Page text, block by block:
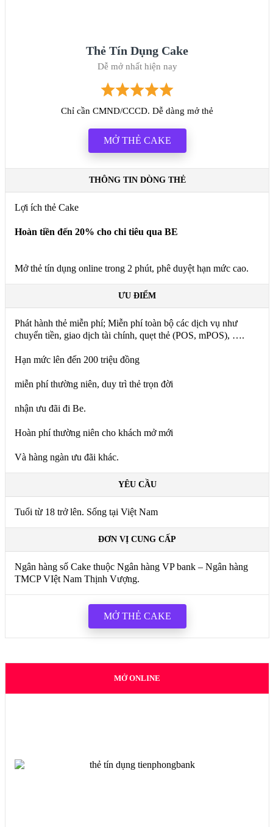
Thẻ Tín Dụng Cake
Dễ mở nhất hiện nay
Chỉ cần CMND/CCCD. Dễ dàng mở thẻ
MỞ THẺ CAKE
THÔNG TIN DÒNG THẺ
Lợi ích thẻ Cake
Hoàn tiền đến 20% cho chi tiêu qua BE
Mở thẻ tín dụng online trong 2 phút, phê duyệt hạn mức cao.
ƯU ĐIỂM
Phát hành thẻ miễn phí; Miễn phí toàn bộ các dịch vụ như
chuyển tiền, giao dịch tài chính, quẹt thẻ (POS, mPOS), ….
Hạn mức lên đến 200 triệu đồng
miễn phí thường niên, duy trì thẻ trọn đời
nhận ưu đãi đi Be.
Hoàn phí thường niên cho khách mở mới
Và hàng ngàn ưu đãi khác.
YÊU CẦU
Tuổi từ 18 trở lên. Sống tại Việt Nam
ĐƠN VỊ CUNG CẤP
Ngân hàng số Cake thuộc Ngân hàng VP bank – Ngân hàng
TMCP VIệt Nam Thịnh Vượng.
MỞ THẺ CAKE
MỞ ONLINE